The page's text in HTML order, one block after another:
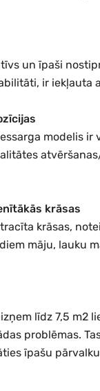
un īpaši
ir iekļauta
modelis
krāsas
krāsas,
māju, lauku
līdz 7,5 m2
problēmas.
īpašu